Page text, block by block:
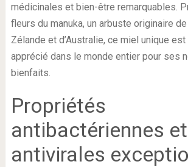
médicinales et bien-être remarquables.
fleurs du manuka, un arbuste originaire
Zélande et d’Australie, ce miel unique
apprécié dans le monde entier pour ses
bienfaits.
Propriétés
antibactériennes et
antivirales